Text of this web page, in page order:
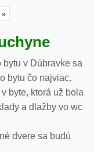
»
v Dúbravke sa
bytu čo najviac.
byte, ktorá už bola
a dlažby vo wc
dvere sa budú